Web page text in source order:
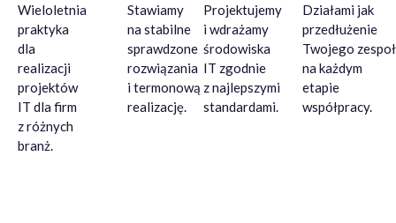
Wieloletnia
praktyka
dla
realizacji
projektów
IT dla firm
z różnych
branż.
Stawiamy
na stabilne
sprawdzone
rozwiązania
i termonową
realizację.
Projektujemy
i wdrażamy
środowiska
IT zgodnie
z najlepszymi
standardami.
Działami jak
przedłużenie
Twojego
na każdym
etapie
współpracy.